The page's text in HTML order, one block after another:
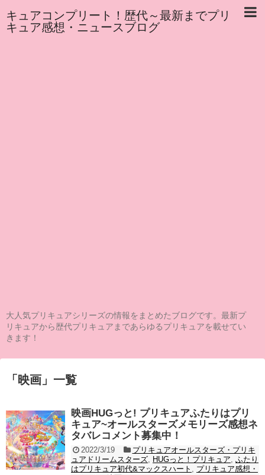
キュアコンプリート！歴代～最新までプリ
キュア感想・ニュースブログ
大人気プリキュアシリーズの情報をまとめたブログです。最新プ
リキュアから歴代プリキュアまであらゆるプリキュアを載せてい
きます！
「 映画 」 一覧
映画HUGっと! プリキュアふたりはプリ
キュア~オールスターズメモリーズ感想ネ
タバレコメント募集中！
2022/3/19
プリキュアオールスターズ・プリキ
ュアドリームスターズ
HUGっと！プリキュア ふたり
はプリキュア初代&マックスハート
プリキュア感想・